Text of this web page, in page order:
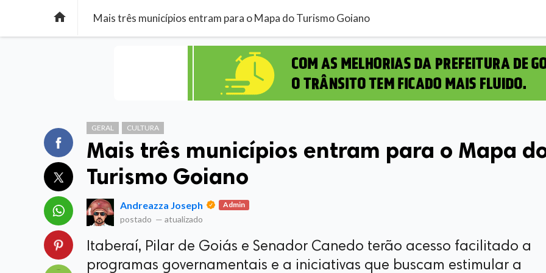
 Mais três municípios entram para o Mapa do Turismo Goiano
GERAL CULTURA
Mais três municípios entram para o Mapa
Turismo Goiano
Andreazza Joseph Admin
postado — atualizado
Itaberaí, Pilar de Goiás e Senador Canedo terão acesso facilitado a
programas governamentais e a iniciativas que buscam estimular a